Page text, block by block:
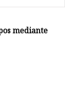
mediante